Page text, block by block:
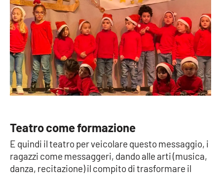
EDIZIONI
LOCALI
Catanzaro
Crotone
Reggio Calabria
Cosenza
Teatro come formazione
E quindi il teatro per veicolare questo messaggio, i
ragazzi come messaggeri, dando alle arti (musica,
danza, recitazione) il compito di trasformare il